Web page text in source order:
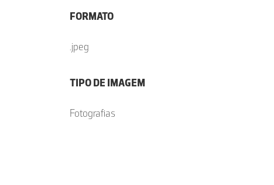
FORMATO
.jpeg
TIPO DE IMAGEM
Fotografias